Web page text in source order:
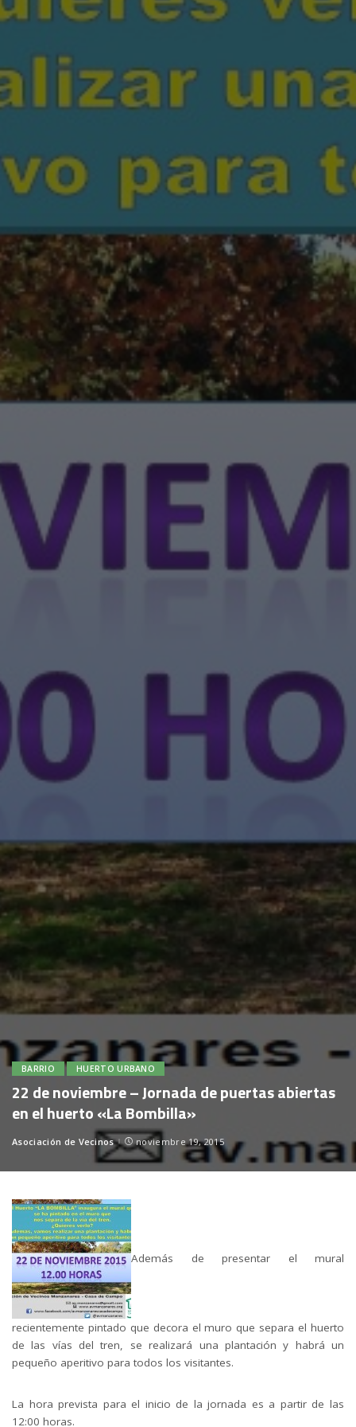
BARRIO HUERTO URBANO
22 de noviembre – Jornada de puertas abiertas
en el huerto «La Bombilla»
Posted
Asociación de Vecinos noviembre 19, 2015
Además de presentar el mural
recientemente pintado que decora el muro que separa el huerto
de las vías del tren, se realizará una plantación y habrá un
pequeño aperitivo para todos los visitantes.
La hora prevista para el inicio de la jornada es a partir de las
12:00 horas.